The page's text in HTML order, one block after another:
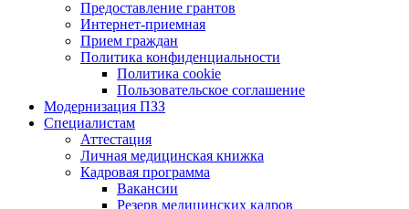
Предоставление грантов
Интернет-приемная
Прием граждан
Политика конфиденциальности
Политика cookie
Пользовательское соглашение
Модернизация ПЗЗ
Специалистам
Аттестация
Личная медицинская книжка
Кадровая программа
Вакансии
Резерв медицинских кадров